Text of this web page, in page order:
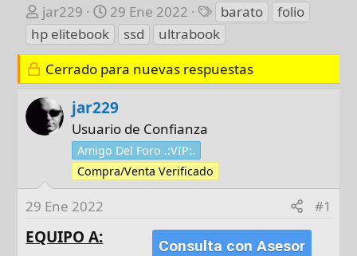
A
u
t
o
r
jar229
F
e
c
h
a
d
e
i
n
i
c
29 Ene 2022
E
t
i
q
u
barato
folio
hp elitebook
ssd
ultrabook
Cerrado para nuevas respuestas
jar229
Usuario de Confianza
Amigo Del Foro .:VIP:.
Compra/Venta Verificado
29 Ene 2022 #1
Consulta con Asesor
EQUIPO A: